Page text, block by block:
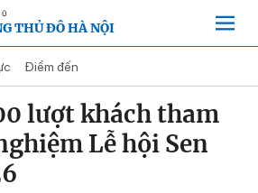
THỦ ĐÔ HÀ NỘI
Điểm đến
lượt khách tham
Lễ hội Sen